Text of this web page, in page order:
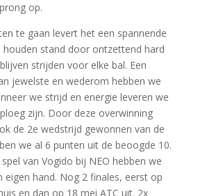
op.
te gaan levert het een spannende
stand door ontzettend hard
strijden voor elke bal. Een
jewelste en wederom hebben we
we strijd en energie leveren we
zijn. Door deze overwinning
de 2e wedstrijd gewonnen van de
we al 6 punten uit de beoogde 10.
van Vogido bij NEO hebben we
eigen hand. Nog 2 finales, eerst op
en dan op 18 mei ATC uit. 2x